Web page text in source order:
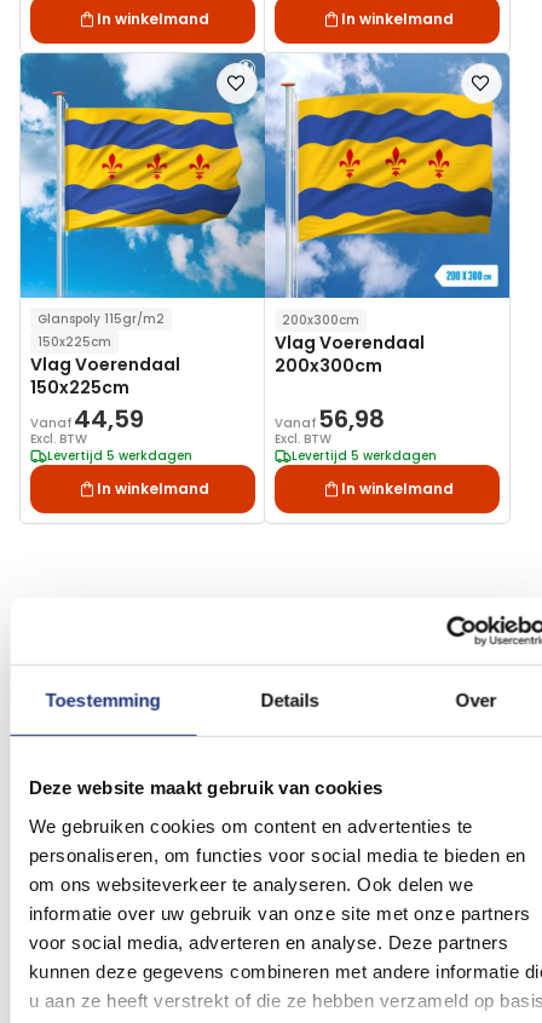
Toestemming Details Over
Deze website maakt gebruik van cookies
We gebruiken cookies om content en advertenties te
personaliseren, om functies voor social media te bieden en
om ons websiteverkeer te analyseren. Ook delen we
informatie over uw gebruik van onze site met onze partners
voor social media, adverteren en analyse. Deze partners
kunnen deze gegevens combineren met andere informatie
u aan ze heeft verstrekt of die ze hebben verzameld op
In winkelmand In winkelmand
Voeg
toe
aan
verlanglijst
Glanspoly 115gr/m2
150x225cm
Vlag Voerendaal
150x225cm
Vanaf 44,59
Excl. BTW
Levertijd 5 werkdagen
In winkelmand
Voeg
toe
aan
200x300cm
Vlag Voerendaal
200x300cm
Vanaf 56,98
Excl. BTW
Levertijd 5 werkdagen
In winkelmand
Je staat op het punt om een vlag van Voerendaal
te kopen. We helpen je graag een keuze te
Voerendaalse vlag gaat gebruiken. Zoek je een
kleinere vlag voor op de boot of tent of hijs je de
vlag in een vlaggenstok of vlaggenmast. Bij elk
formaat vlag hanteren wij de desbetreffende
kwaliteit vlaggenstof voor goed gebruik van de
vlag. We hebben vaak de standaard formaten op
voorraad. Mochten we jouw gewenste formaat